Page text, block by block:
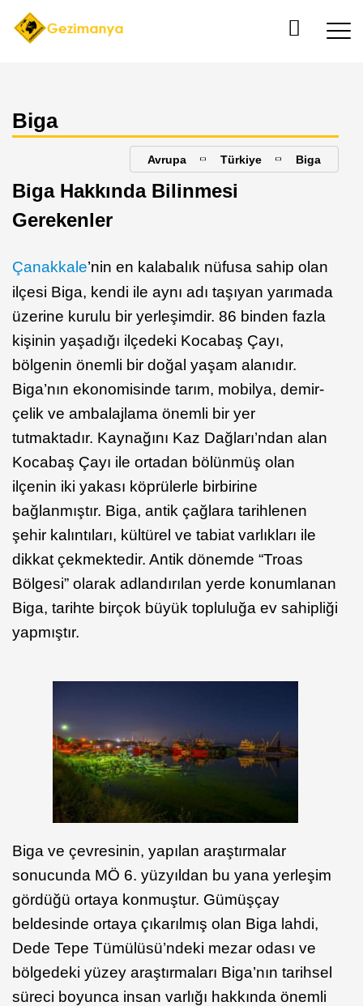
Biga
Avrupa Türkiye Biga
Biga Hakkında Bilinmesi
Gerekenler
Çanakkale’nin en kalabalık nüfusa sahip olan
ilçesi Biga, kendi ile aynı adı taşıyan yarımada
üzerine kurulu bir yerleşimdir. 86 binden fazla
kişinin yaşadığı ilçedeki Kocabaş Çayı,
bölgenin önemli bir doğal yaşam alanıdır.
Biga’nın ekonomisinde tarım, mobilya, demir-
çelik ve ambalajlama önemli bir yer
tutmaktadır. Kaynağını Kaz Dağları’ndan alan
Kocabaş Çayı ile ortadan bölünmüş olan
ilçenin iki yakası köprülerle birbirine
bağlanmıştır. Biga, antik çağlara tarihlenen
şehir kalıntıları, kültürel ve tabiat varlıkları ile
dikkat çekmektedir. Antik dönemde “Troas
Bölgesi” olarak adlandırılan yerde konumlanan
Biga, tarihte birçok büyük topluluğa ev sahipliği
yapmıştır.
Biga ve çevresinin, yapılan araştırmalar
sonucunda MÖ 6. yüzyıldan bu yana yerleşim
gördüğü ortaya konmuştur. Gümüşçay
beldesinde ortaya çıkarılmış olan Biga lahdi,
Dede Tepe Tümülüsü’ndeki mezar odası ve
bölgedeki yüzey araştırmaları Biga’nın tarihsel
süreci boyunca insan varlığı hakkında önemli